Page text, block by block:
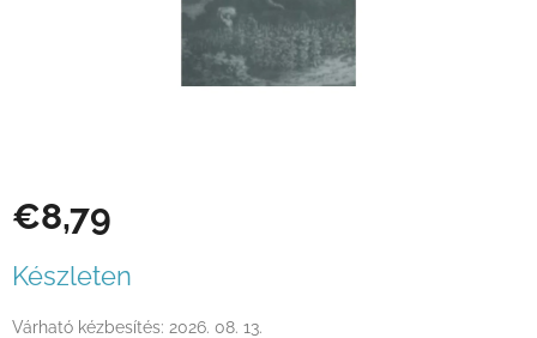
€8,79
Készleten
Várható kézbesítés: 2026. 08. 13.